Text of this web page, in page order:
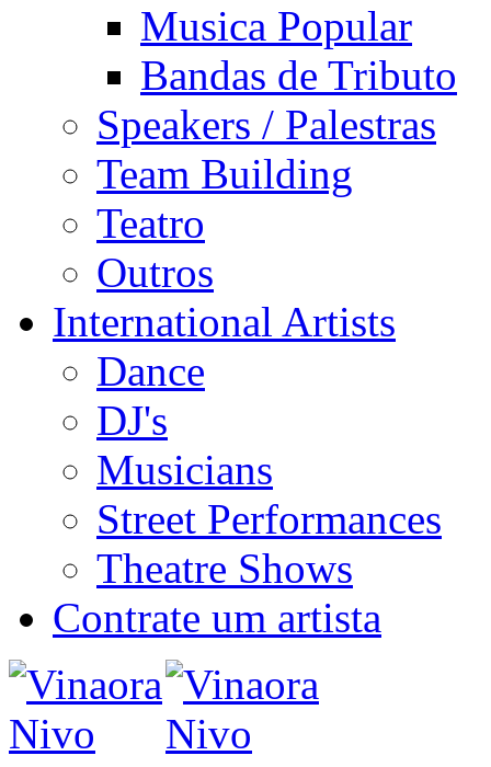
Musica Popular
Bandas de Tributo
Speakers / Palestras
Team Building
Teatro
Outros
International Artists
Dance
DJ's
Musicians
Street Performances
Theatre Shows
Contrate um artista